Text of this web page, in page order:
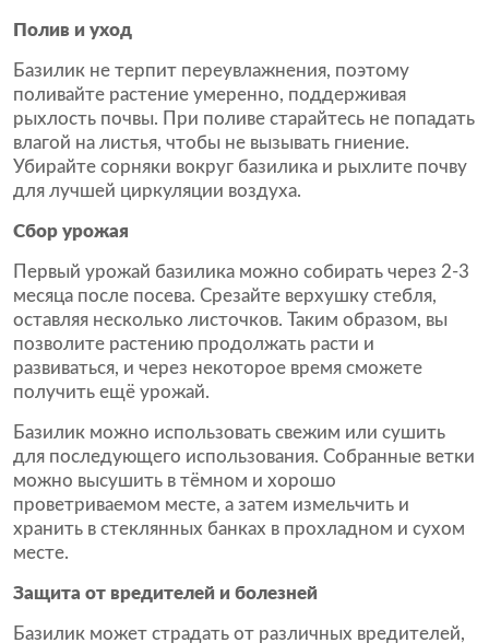
Полив и уход
Базилик не терпит переувлажнения, поэтому
поливайте растение умеренно, поддерживая
рыхлость почвы. При поливе старайтесь не попадать
влагой на листья, чтобы не вызывать гниение.
Убирайте сорняки вокруг базилика и рыхлите почву
для лучшей циркуляции воздуха.
Сбор урожая
Первый урожай базилика можно собирать через 2-3
месяца после посева. Срезайте верхушку стебля,
оставляя несколько листочков. Таким образом, вы
позволите растению продолжать расти и
развиваться, и через некоторое время сможете
получить ещё урожай.
Базилик можно использовать свежим или сушить
для последующего использования. Собранные ветки
можно высушить в тёмном и хорошо
проветриваемом месте, а затем измельчить и
хранить в стеклянных банках в прохладном и сухом
месте.
Защита от вредителей и болезней
Базилик может страдать от различных вредителей,